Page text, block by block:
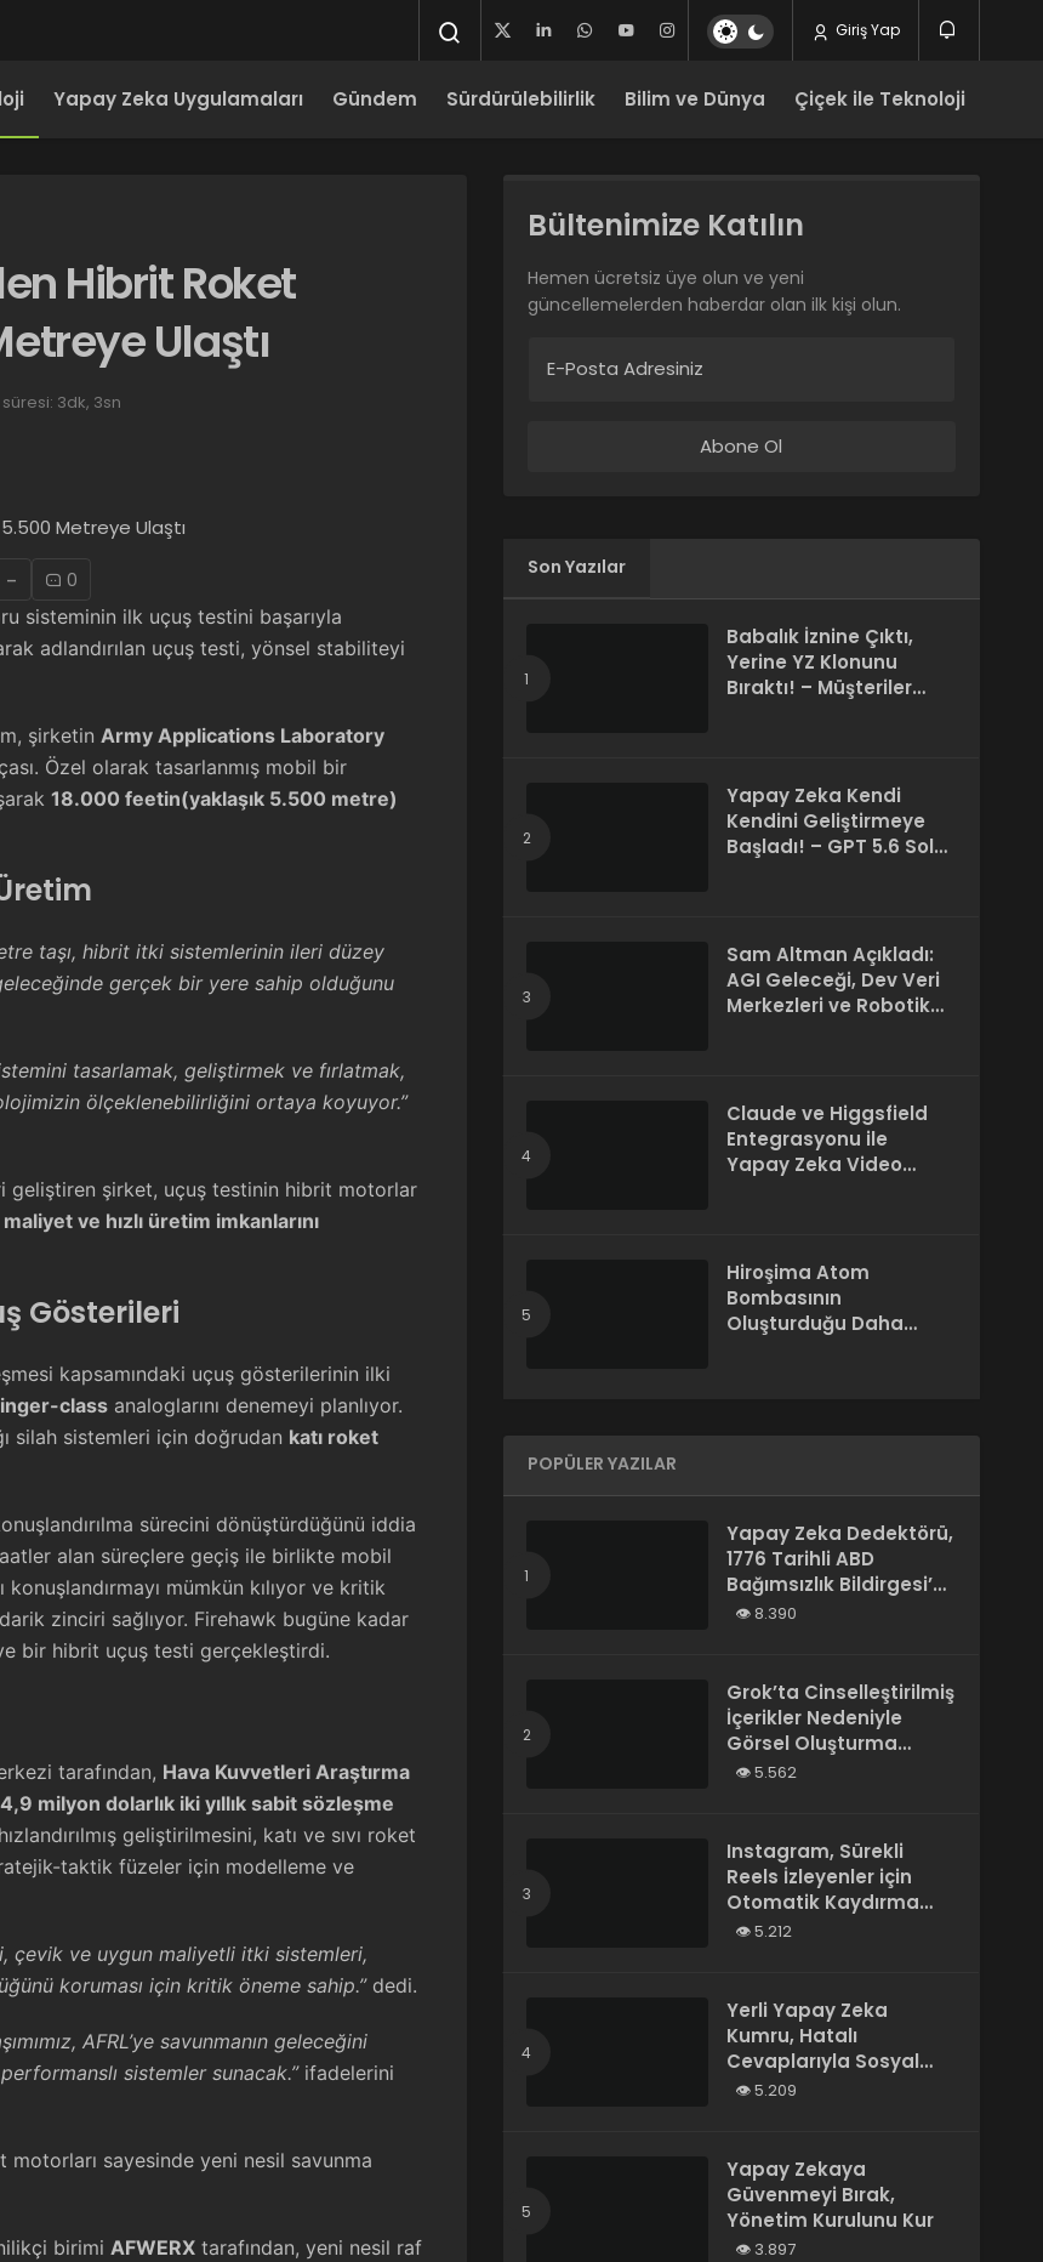
Giriş Yap
Yapay Zeka Uygulamaları Gündem Sürdürülebilirlik Bilim ve Dünya Çiçek ile Teknoloji
Hibrit Roket
Ulaştı
3dk, 3sn
-
0
sisteminin ilk uçuş testini başarıyla
adlandırılan uçuş testi, yönsel stabiliteyi
şirketin Army Applications Laboratory
Özel olarak tasarlanmış mobil bir
18.000 feetin(yaklaşık 5.500 metre)
taşı, hibrit itki sistemlerinin ileri düzey
gerçek bir yere sahip olduğunu
tasarlamak, geliştirmek ve fırlatmak,
ölçeklenebilirliğini ortaya koyuyor.”
geliştiren şirket, uçuş testinin hibrit motorlar
ve hızlı üretim imkanlarını
Gösterileri
kapsamındaki uçuş gösterilerinin ilki
class analoglarını denemeyi planlıyor.
silah sistemleri için doğrudan katı roket
sürecini dönüştürdüğünü iddia
alan süreçlere geçiş ile birlikte mobil
mümkün kılıyor ve kritik
zinciri sağlıyor. Firehawk bugüne kadar
bir hibrit uçuş testi gerçekleştirdi.
tarafından, Hava Kuvvetleri Araştırma
4,9 milyon dolarlık iki yıllık sabit sözleşme
geliştirilmesini, katı ve sıvı roket
taktik füzeler için modelleme ve
çevik ve uygun maliyetli itki sistemleri,
koruması için kritik öneme sahip.”dedi.
AFRL’ye savunmanın geleceğini
sistemler sunacak.”ifadelerini
motorları sayesinde yeni nesil savunma
birimi AFWERX tarafından, yeni nesil raf
Bültenimize Katılın
Hemen ücretsiz üye olun ve yeni
güncellemelerden haberdar olan ilk kişi olun.
E-Posta Adresiniz
Son Yazılar
Babalık İznine Çıktı,
Yerine YZ Klonunu
Bıraktı! – Müşteriler
Yapay Zeka Kendi
Kendini Geliştirmeye
Başladı! – GPT 5.6 Sol
Sam Altman Açıkladı:
AGI Geleceği, Dev Veri
Merkezleri ve Robotik
Claude ve Higgsfield
Entegrasyonu ile
Yapay Zeka Video
Hiroşima Atom
Bombasının
Oluşturduğu Daha
POPÜLER YAZILAR
Yapay Zeka Dedektörü,
1776 Tarihli ABD
Bağımsızlık Bildirgesi’ni
“Yapay Zeka
8.390
Grok’ta Cinselleştirilmiş
İçerikler Nedeniyle
Görsel Oluşturma
Kısıtlandı
5.562
Instagram, Sürekli
Reels İzleyenler için
Otomatik Kaydırma
Özelliğini Test Ediyor
5.212
Yerli Yapay Zeka
Kumru, Hatalı
Cevaplarıyla Sosyal
Medyada Gündem
5.209
Yapay Zekaya
Güvenmeyi Bırak,
Yönetim Kurulunu Kur
3.897